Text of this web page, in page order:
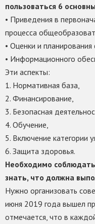
пользоваться 6
• Приведения в
процесса
• Оценки и планирования
• Информационного
Эти аспекты:
1. Нормативная база,
2. Финансирование,
3. Безопасная
4. Обучение,
5. Включение категории
6. Защита здоровья.
Необходимо
знать, что должна
Нужно организовать
июня 2019 года вышел
отмечается, что в